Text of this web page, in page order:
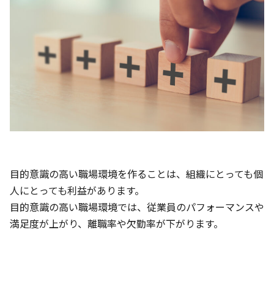
目的意識の高い職場環境を作ることは、組織にとっても個
人にとっても利益があります。
目的意識の高い職場環境では、従業員のパフォーマンスや
満足度が上がり、離職率や欠勤率が下がります。